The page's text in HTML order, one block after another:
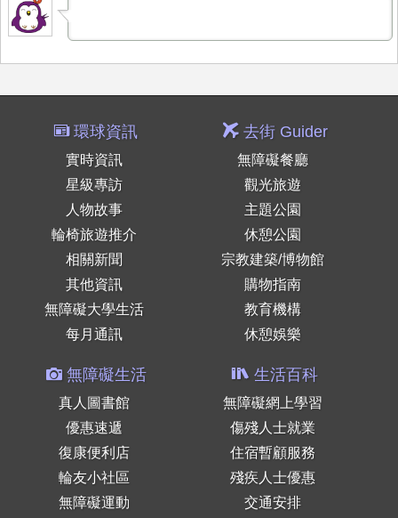
環球資訊
實時資訊
星級專訪
人物故事
輪椅旅遊推介
相關新聞
其他資訊
無障礙大學生活
每月通訊
去街 Guider
無障礙餐廳
觀光旅遊
主題公園
休憩公園
宗教建築/博物館
購物指南
教育機構
休憩娛樂
無障礙生活
真人圖書館
優惠速遞
復康便利店
輪友小社區
無障礙運動
生活百科
無障礙網上學習
傷殘人士就業
住宿暫顧服務
殘疾人士優惠
交通安排